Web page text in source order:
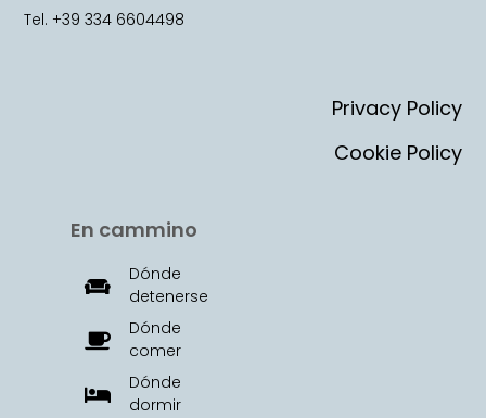
En cammino
Dónde
detenerse
Dónde
comer
Dónde
dormir
Tel. +39 334 6604498
Privacy Policy
Cookie Policy